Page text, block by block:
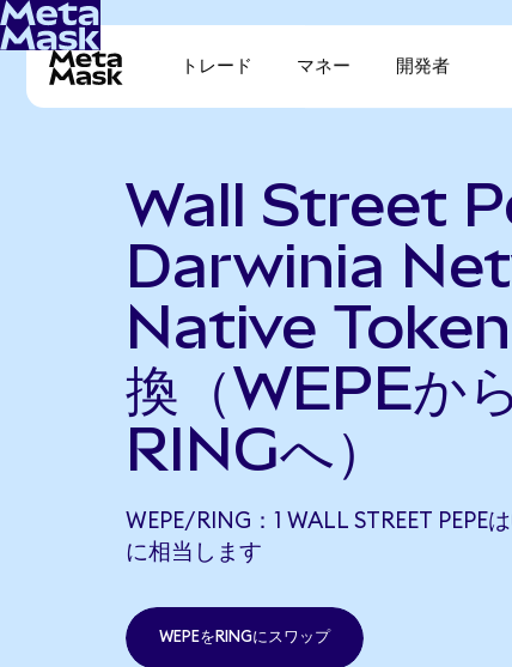
トレード マネー 開発者
Wall Street
Darwinia
Native Token
換（WEPEから
RINGへ）
WEPE/RING：1 WALL STREET PEPE
に相当します
WEPEをRINGにスワップ